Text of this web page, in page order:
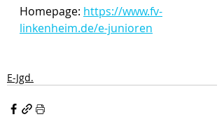
Homepage: https://www.fv-
linkenheim.de/e-junioren
E-Jgd.